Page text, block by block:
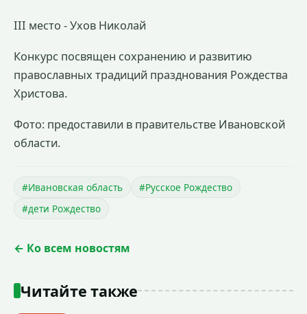
III место - Ухов Николай
Конкурс посвящен сохранению и развитию
православных традиций празднования Рождества
Христова.
Фото: предоставили в правительстве Ивановской
области.
#Ивановская область
#Русское Рождество
#дети Рождество
← Ко всем новостям
Читайте также